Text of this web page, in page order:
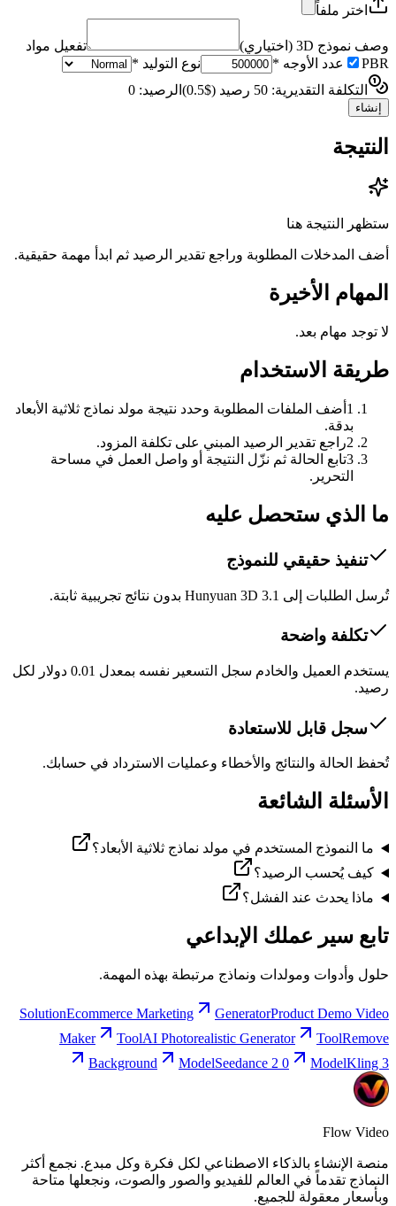
اختر ملفاً
وصف نموذج 3D ( اختياري)
تفعيل مواد
PBR
عدد الأوجه * نوع التوليد *
التكلفة التقديرية: 50 رصيد ($0.5)
الرصيد: 0
إنشاء
النتيجة
ستظهر النتيجة هنا
أضف المدخلات المطلوبة وراجع تقدير الرصيد ثم ابدأ مهمة حقيقية.
المهام الأخيرة
لا توجد مهام بعد.
طريقة الاستخدام
1 أضف الملفات المطلوبة وحدد نتيجة مولد نماذج ثلاثية الأبعاد
بدقة.
2راجع تقدير الرصيد المبني على تكلفة المزود.
3تابع الحالة ثم نزّل النتيجة أو واصل العمل في مساحة
التحرير.
ما الذي ستحصل عليه
تنفيذ حقيقي للنموذج
تُرسل الطلبات إلى Hunyuan 3D 3.1 بدون نتائج تجريبية ثابتة.
تكلفة واضحة
يستخدم العميل والخادم سجل التسعير نفسه بمعدل 0.01 دولار لكل
رصيد.
سجل قابل للاستعادة
تُحفظ الحالة والنتائج والأخطاء وعمليات الاسترداد في حسابك.
الأسئلة الشائعة
ما النموذج المستخدم في مولد نماذج ثلاثية الأبعاد؟
كيف يُحسب الرصيد؟
ماذا يحدث عند الفشل؟
تابع سير عملك الإبداعي
حلول وأدوات ومولدات ونماذج مرتبطة بهذه المهمة.
SolutionEcommerce Marketing GeneratorProduct Demo Video
Maker
ToolAI Photorealistic Generator ToolRemove
Background
ModelSeedance 2 0 ModelKling 3
Flow Video
منصة الإنشاء بالذكاء الاصطناعي لكل فكرة وكل مبدع. نجمع أكثر
النماذج تقدماً في العالم للفيديو والصور والصوت، ونجعلها متاحة
وبأسعار معقولة للجميع.